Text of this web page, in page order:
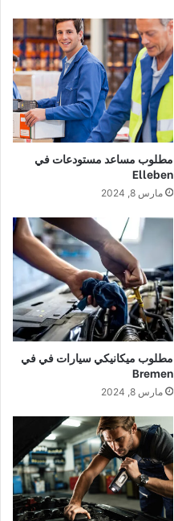
مطلوب مساعد مستودعات في
Elleben
مارس 8, 2024
مطلوب ميكانيكي سيارات في في
Bremen
مارس 8, 2024